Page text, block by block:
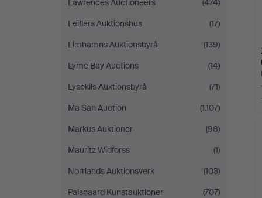
Lawrences Auctioneers
(474)
Leiflers Auktionshus
(17)
Limhamns Auktionsbyrå
(139)
Lyme Bay Auctions
(14)
Lysekils Auktionsbyrå
(71)
Ma San Auction
(1.107)
Markus Auktioner
(98)
Mauritz Widforss
(1)
Norrlands Auktionsverk
(103)
Palsgaard Kunstauktioner
(707)